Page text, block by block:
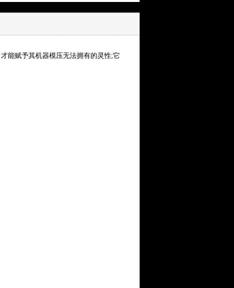
能赋予其机器模压无法拥有的灵性;它